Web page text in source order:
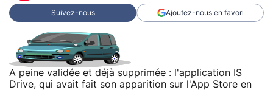
Suivez-nous Ajoutez-nous en favori
A peine validée et déjà supprimée : l'application IS
Drive, qui avait fait son apparition sur l'App Store en